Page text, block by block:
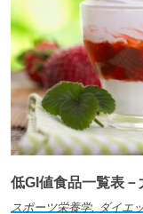
低GI値食品一覧表－
スポーツ栄養学, ダイエ